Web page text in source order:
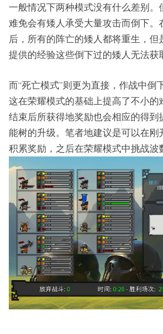
一般情况下两种模式没有什么差别。
难免会有矮人承受大量攻击而倒下。
后，所有的阵亡的矮人都将重生，
提供的经验这些倒下过的矮人无法获
而“死亡模式”则更为直接，作战中倒
这在荣耀模式的基础上提高了不小的
结束后所获得地奖励也会相应的得到
能树的升级。笔者地建议是可以在刚
积累奖励，之后在荣耀模式中挑战波